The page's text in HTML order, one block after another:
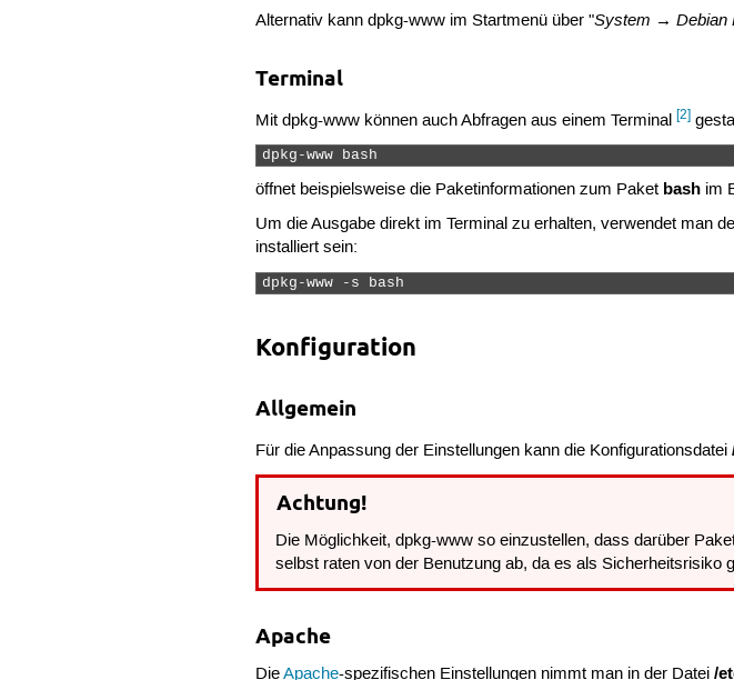
Alternativ kann dpkg-www im Startmenü über "System → Debian
Terminal
Mit dpkg-www können auch Abfragen aus einem Terminal[2]
dpkg-www bash
öffnet beispielsweise die Paketinformationen zum Paket bash im
Um die Ausgabe direkt im Terminal zu erhalten, verwendet man
installiert sein:
dpkg-www -s bash
Konfiguration
Allgemein
Für die Anpassung der Einstellungen kann die Konfigurationsdatei
Achtung!
Die Möglichkeit, dpkg-www so einzustellen, dass darüber
selbst raten von der Benutzung ab, da es als Sicherheitsrisiko
Apache
DieApache-spezifischen Einstellungen nimmt man in der Datei/